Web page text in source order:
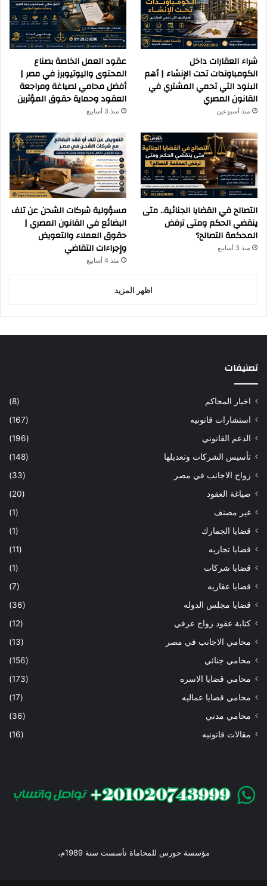
شراء العقارات داخل
الكومباوندات تحت الإنشاء | أهم
البنود التي تحمي المشتري في
القانون المصري
منذ أسبوعين
عقود العمل الخاصة بصناع
المحتوى واليوتيوبرز في مصر |
أفضل محامي لصياغة ومراجعة
العقود وحماية حقوق المؤثرين
منذ 3 أسابيع
التصالح في القضايا الجنائية.. متى
ينقضي الحكم ومتى ترفض
المحكمة التصالح؟
منذ 3 أسابيع
مسؤولية شركات الشحن عن تلف
البضائع في القانون المصري |
حقوق العملاء والتعويض
وإجراءات التقاضي
منذ 4 أسابيع
اظهر المزيد
تصنيفات
اخبار المحاكم
(8)
استشارات قانونيه
(167)
الدعم القانوني
(196)
تأسيس الشركات وتعديلها
(148)
زواج الاجانب في مصر
(33)
صياغة العقود
(20)
غير مصنف
(1)
قضايا الجمارك
(1)
قضايا تجاريه
(11)
قضايا شركات
(1)
قضايا عقاريه
(7)
قضايا مجلس الدوله
(36)
كتابة عقود زواج عرفي
(12)
محامي الاجانب في مصر
(13)
محامي جنائي
(156)
محامي قضايا الاسره
(173)
محامي قضايا عماليه
(17)
محامي مدني
(36)
مقالات قانونيه
(16)
مؤسسة حورس للمحاماة تأسست سنة 1989م،